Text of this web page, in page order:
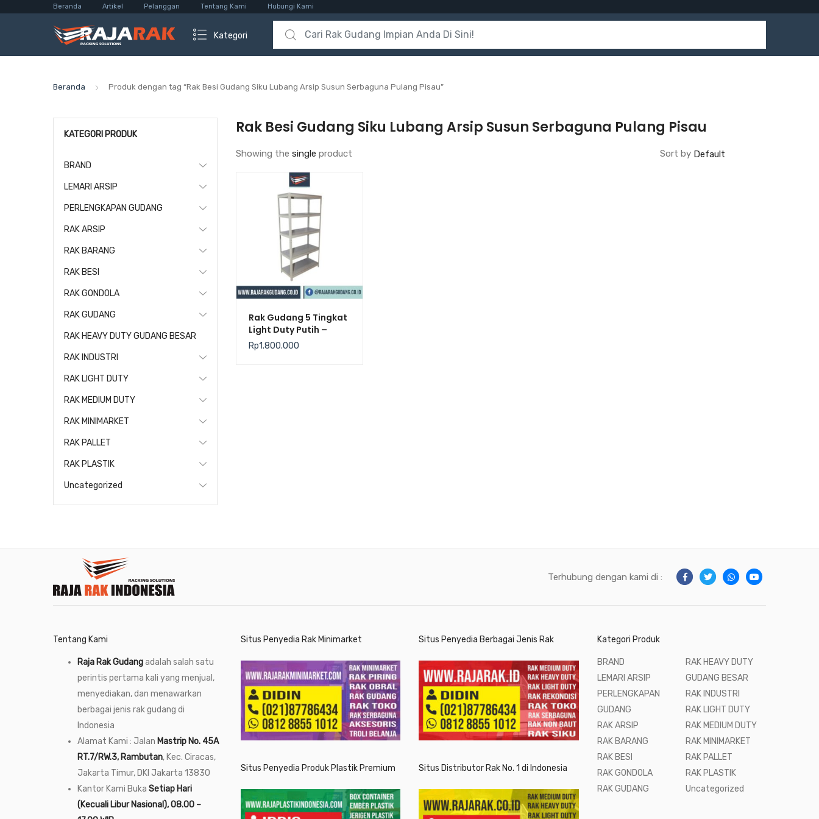
Beranda Artikel Pelanggan Tentang Kami Hubungi Kami
Kategori
Search for:
Beranda Produk dengan tag “Rak Besi Gudang Siku Lubang Arsip Susun Serbaguna Pulang Pisau”
Rak Besi Gudang Siku Lubang Arsip Susun Serbaguna Pulang Pisau
Showing the single product Sort by
Rak Gudang 5 Tingkat
Light Duty Putih –
Krisbow
Rp1.800.000
KATEGORI PRODUK
BRAND
LEMARI ARSIP
PERLENGKAPAN GUDANG
RAK ARSIP
RAK BARANG
RAK BESI
RAK GONDOLA
RAK GUDANG
RAK HEAVY DUTY GUDANG BESAR
RAK INDUSTRI
RAK LIGHT DUTY
RAK MEDIUM DUTY
RAK MINIMARKET
RAK PALLET
RAK PLASTIK
Uncategorized
Terhubung dengan kami di :
Tentang Kami
Raja Rak Gudangadalah salah satu
perintis pertama kali yang menjual,
menyediakan, dan menawarkan
berbagai jenis rak gudang di
Indonesia
Alamat Kami : Jalan Mastrip No. 45A
RT.7/RW.3, Rambutan, Kec. Ciracas,
Jakarta Timur, DKI Jakarta 13830
Kantor Kami Buka Setiap Hari
(Kecuali Libur Nasional), 08.00 –
Situs Penyedia Rak Minimarket
Situs Penyedia Produk Plastik Premium
Situs Penyedia Berbagai Jenis Rak
Situs Distributor Rak No. 1 di Indonesia
Kategori Produk
BRAND
LEMARI ARSIP
PERLENGKAPAN
GUDANG
RAK ARSIP
RAK BARANG
RAK BESI
RAK GONDOLA
RAK GUDANG
RAK HEAVY DUTY
GUDANG BESAR
RAK INDUSTRI
RAK LIGHT DUTY
RAK MEDIUM DUTY
RAK MINIMARKET
RAK PALLET
RAK PLASTIK
Uncategorized